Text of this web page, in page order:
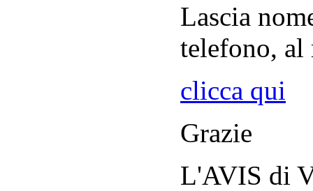
Lascia
telefono, al
clicca qui
Grazie
L'AVIS di